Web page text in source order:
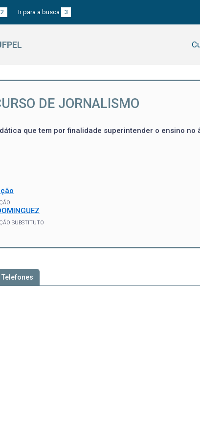
2 Ir para a busca 3
DE JORNALISMO
que tem por finalidade superintender o ensino no
SUBSTITUTO
Telefones